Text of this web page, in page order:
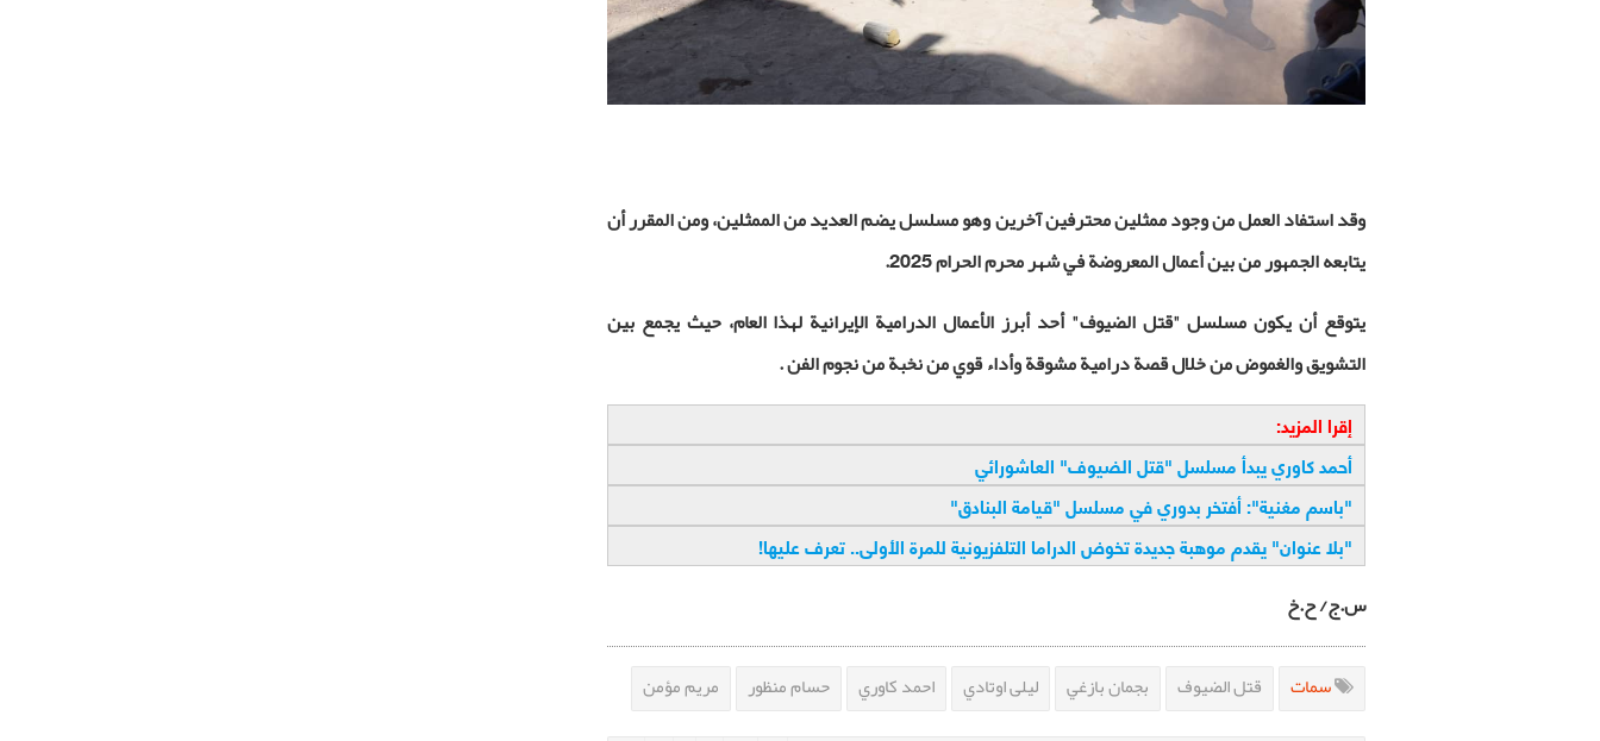
وقد استفاد العمل من وجود ممثلين محترفين آخرين وهو مسلسل يضم العديد من الممثلين، ومن المقرر أن
يتابعه الجمهور من بين أعمال المعروضة في شهر محرم الحرام 2025.
يتوقع أن يكون مسلسل "قتل الضيوف" أحد أبرز الأعمال الدرامية الإيرانية لهذا العام، حيث يجمع بين
التشويق والغموض من خلال قصة درامية مشوقة وأداء قوي من نخبة من نجوم الفن.
إقرا المزيد:
أحمد كاوري يبدأ مسلسل "قتل الضيوف" العاشورائي
"باسم مغنية": أفتخر بدوري في مسلسل "قيامة البنادق"
"بلا عنوان" يقدم موهبة جديدة تخوض الدراما التلفزيونية للمرة الأولى.. تعرف عليها!
س.ج/ ح.خ
سمات قتل الضيوف بجمان بازغي ليلى اوتادي احمد كاوري حسام منظور مريم مؤمن